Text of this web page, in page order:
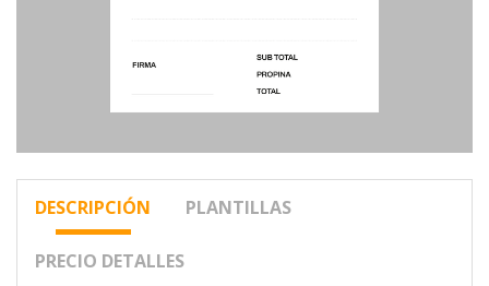
DESCRIPCIÓN PLANTILLAS
PRECIO DETALLES